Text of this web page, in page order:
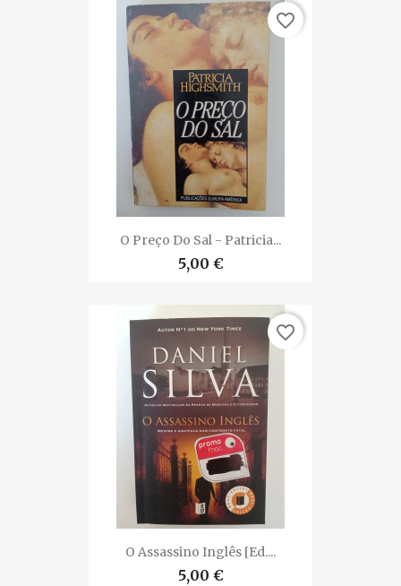
O Preço Do Sal - Patricia...
5,00 €
favorite_border
O Assassino Inglês [ed....
5,00 €
favorite_border